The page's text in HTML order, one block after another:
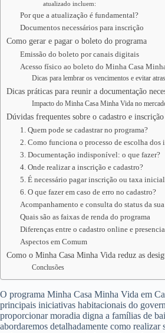
atualizado incluem:
Por que a atualização é fundamental?
Documentos necessários para inscrição
Como gerar e pagar o boleto do programa
Emissão do boleto por canais digitais
Acesso físico ao boleto do Minha Casa
Dicas para lembrar os vencimentos e evitar
Dicas práticas para reunir a documentação
Impacto do Minha Casa Minha Vida no
Dúvidas frequentes sobre o cadastro e inscrição
1. Quem pode se cadastrar no programa?
2. Como funciona o processo de escolha dos
3. Documentação indisponível: o que fazer?
4. Onde realizar a inscrição e cadastro?
5. É necessário pagar inscrição ou taxa
6. O que fazer em caso de erro no cadastro?
Acompanhamento e consulta do status da
Quais são as faixas de renda do programa
Diferenças entre o cadastro online e
Aspectos em Comum
Como o Minha Casa Minha Vida reduz as
Conclusões
O programa Minha Casa Minha Vida em
principais iniciativas habitacionais do
proporcionar moradia digna a famílias de
abordaremos detalhadamente como